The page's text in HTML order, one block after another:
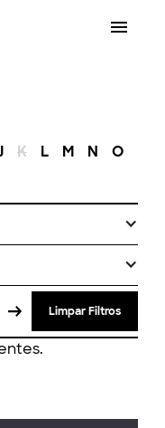
K L M N O
Limpar Filtros